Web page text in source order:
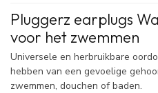
Pluggerz earplugs
voor het zwemmen
Universele en herbruikbare
hebben van een gevoelige
zwemmen, douchen of baden.